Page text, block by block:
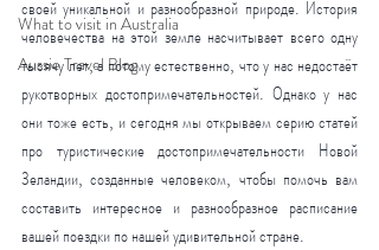
What to visit in Australia
Aussie Travel Blog
своей уникальной и разнообразной природе. История
человечества на этой земле насчитывает всего одну
тысячу лет, а потому естественно, что у нас недостаёт
рукотворных достопримечательностей. Однако у нас
они тоже есть, и сегодня мы открываем серию статей
про туристические достопримечательности Новой
Зеландии, созданные человеком, чтобы помочь вам
составить интересное и разнообразное расписание
вашей поездки по нашей удивительной стране.